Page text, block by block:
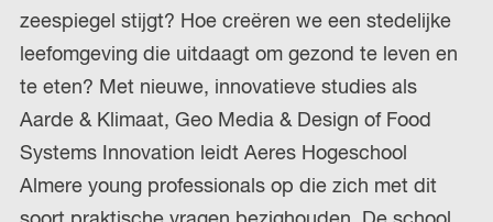
zeespiegel stijgt? Hoe creëren we een stedelijke
leefomgeving die uitdaagt om gezond te leven en
te eten? Met nieuwe, innovatieve studies als
Aarde & Klimaat, Geo Media & Design of Food
Systems Innovation leidt Aeres Hogeschool
Almere young professionals op die zich met dit